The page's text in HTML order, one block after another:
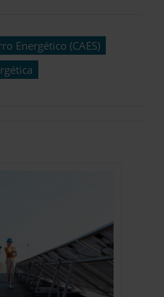
Energético (CAES)